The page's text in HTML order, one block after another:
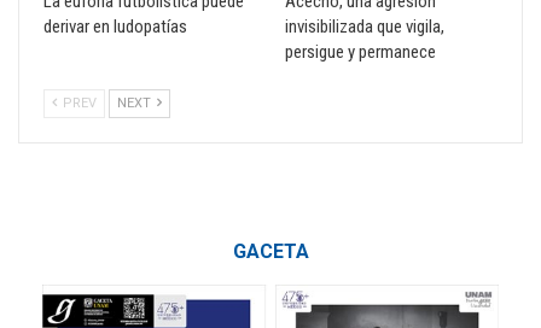
derivar en ludopatías
invisibilizada que vigila,
persigue y permanece
PREV NEXT
GACETA